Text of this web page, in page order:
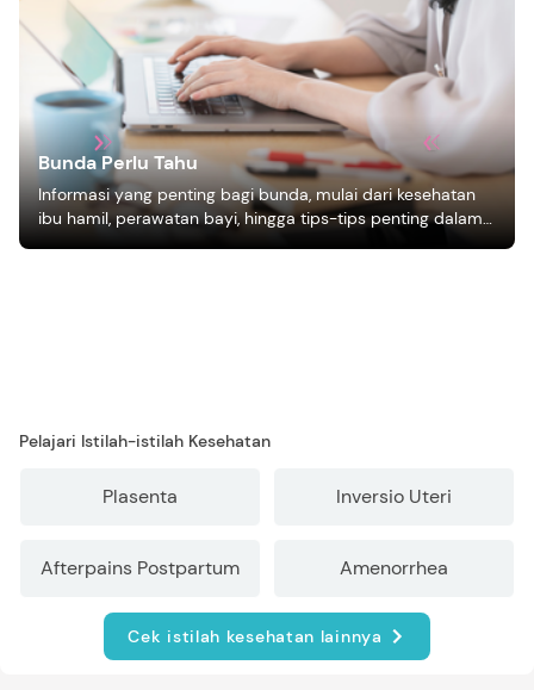
Bunda Perlu Tahu
Informasi yang penting bagi bunda, mulai dari kesehatan
ibu hamil, perawatan bayi, hingga tips-tips penting dalam
mengasuh anak
Pelajari Istilah-istilah Kesehatan
Plasenta Inversio Uteri
Afterpains Postpartum Amenorrhea
Cek istilah kesehatan lainnya